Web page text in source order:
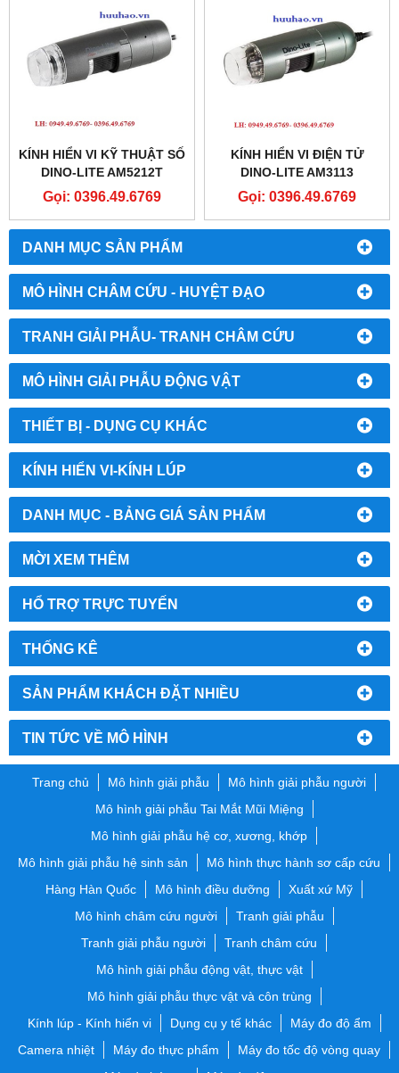
DANH MỤC SẢN PHẨM
MÔ HÌNH CHÂM CỨU - HUYỆT ĐẠO
TRANH GIẢI PHẪU- TRANH CHÂM CỨU
MÔ HÌNH GIẢI PHẪU ĐỘNG VẬT
THIẾT BỊ - DỤNG CỤ KHÁC
KÍNH HIỂN VI-KÍNH LÚP
DANH MỤC - BẢNG GIÁ SẢN PHẨM
MỜI XEM THÊM
HỔ TRỢ TRỰC TUYẾN
THỐNG KÊ
SẢN PHẨM KHÁCH ĐẶT NHIỀU
TIN TỨC VỀ MÔ HÌNH
KÍNH HIỂN VI KỸ THUẬT SỐ
DINO-LITE AM5212T
Gọi: 0396.49.6769
KÍNH HIỂN VI ĐIỆN TỬ
DINO-LITE AM3113
Gọi: 0396.49.6769
Trang chủ Mô hình giải phẫu
Mô hình giải phẫu người
Mô hình giải phẫu Tai Mắt Mũi Miệng
Mô hình giải phẫu hệ cơ, xương, khớp
Mô hình giải phẫu hệ sinh sản
Mô hình thực hành sơ cấp cứu
Hàng Hàn Quốc
Mô hình điều dưỡng
Xuất xứ Mỹ
Mô hình châm cứu người
Tranh giải phẫu
Tranh giải phẫu người
Tranh châm cứu
Mô hình giải phẫu động vật, thực vật
Mô hình giải phẫu thực vật và côn trùng
Kính lúp - Kính hiển vi
Dụng cụ y tế khác
Máy đo độ ẩm
Camera nhiệt
Máy đo thực phẩm
Máy đo tốc độ vòng quay